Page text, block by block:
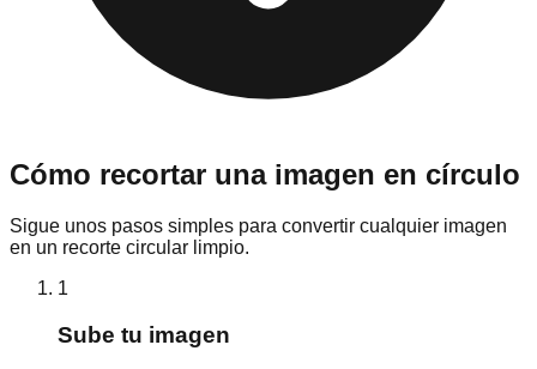
Cómo recortar una imagen en círculo
Sigue unos pasos simples para convertir cualquier imagen
en un recorte circular limpio.
1
Sube tu imagen